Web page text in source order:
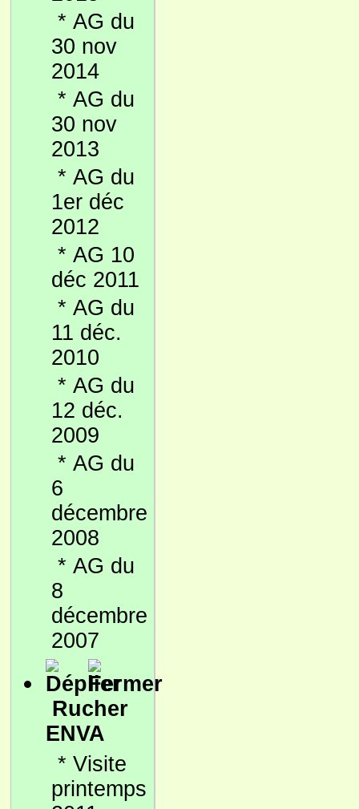
* AG du
30 nov
2014
* AG du
30 nov
2013
* AG du
1er déc
2012
* AG 10
déc 2011
* AG du
11 déc.
2010
* AG du
12 déc.
2009
* AG du
6
décembre
2008
* AG du
8
décembre
2007
Rucher
ENVA
* Visite
printemps